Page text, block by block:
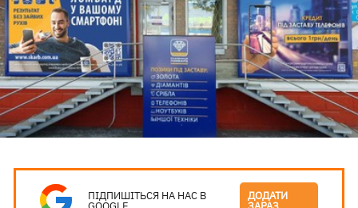
ПІДПИШІТЬСЯ НА НАС В ДОДАТИ